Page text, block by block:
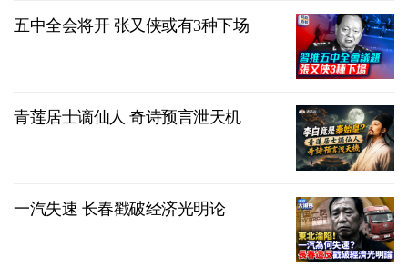
五中全会将开 张又侠或有3种下场
青莲居士谪仙人 奇诗预言泄天机
一汽失速 长春戳破经济光明论